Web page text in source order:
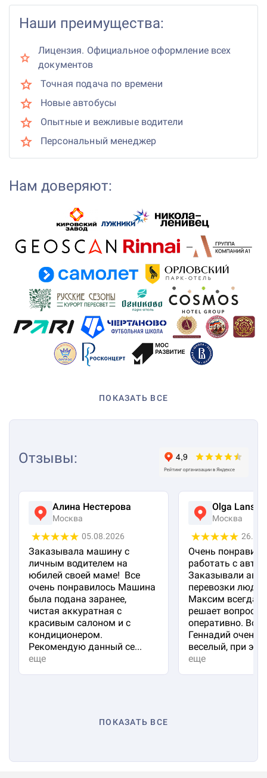
Наши преимущества:
Лицензия. Официальное оформление всех
документов
Точная подача по времени
Новые автобусы
Опытные и вежливые водители
Персональный менеджер
Нам доверяют:
ПОКАЗАТЬ ВСЕ
Отзывы:
Алина Нестерова
Москва
05.08.2026
Заказывала машину с
личным водителем на
юбилей своей маме! Все
очень понравилось Машина
была подана заранее,
чистая аккуратная с
красивым салоном и с
кондиционером.
Рекомендую данный се...
еще
Olga
Москва
Очень
работать с авто
Заказывали
перевозки
Максим всегда
решает вопросы
оперативно.
Геннадий очень
веселый, при эт...
еще
ПОКАЗАТЬ ВСЕ